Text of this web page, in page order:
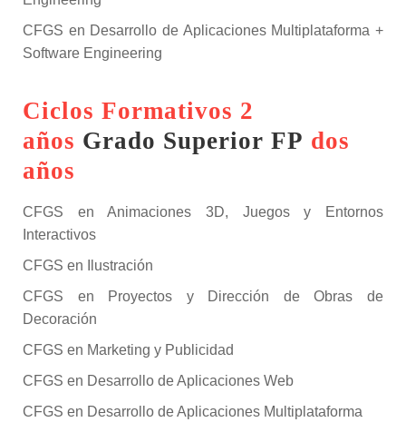
CFGS en Desarrollo de Aplicaciones Multiplataforma +
Software Engineering
Ciclos Formativos 2
años Grado Superior FP dos
años
CFGS en Animaciones 3D, Juegos y Entornos
Interactivos
CFGS en Ilustración
CFGS en Proyectos y Dirección de Obras de
Decoración
CFGS en Marketing y Publicidad
CFGS en Desarrollo de Aplicaciones Web
CFGS en Desarrollo de Aplicaciones Multiplataforma